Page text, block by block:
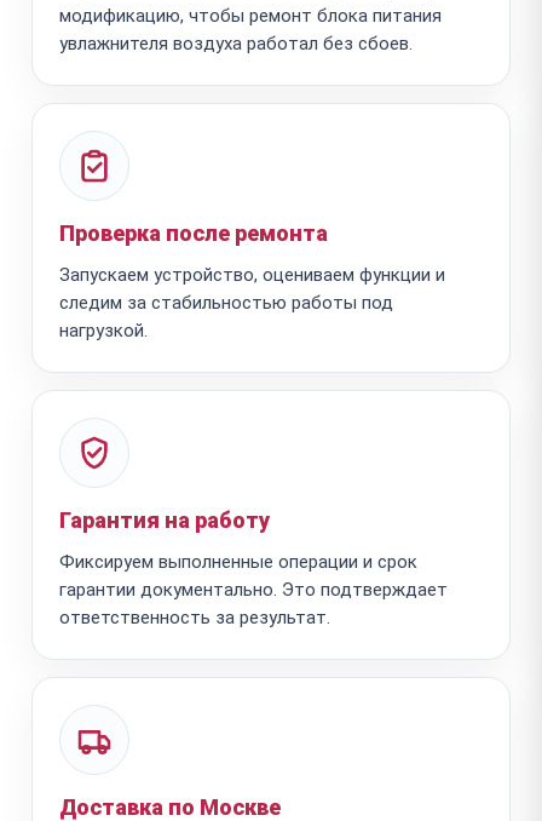
модификацию, чтобы ремонт блока питания
увлажнителя воздуха работал без сбоев.
Проверка после ремонта
Запускаем устройство, оцениваем функции и
следим за стабильностью работы под
нагрузкой.
Гарантия на работу
Фиксируем выполненные операции и срок
гарантии документально. Это подтверждает
ответственность за результат.
Доставка по Москве